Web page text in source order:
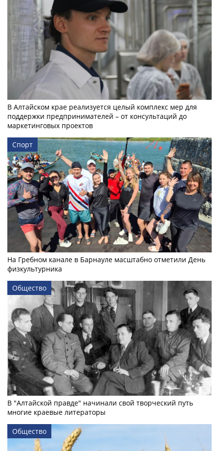
В Алтайском крае реализуется целый комплекс мер для
поддержки предпринимателей – от консультаций до
маркетинговых проектов
Спорт
На Гребном канале в Барнауле масштабно отметили День
физкультурника
Общество
В "Алтайской правде" начинали свой творческий путь
многие краевые литераторы
Общество